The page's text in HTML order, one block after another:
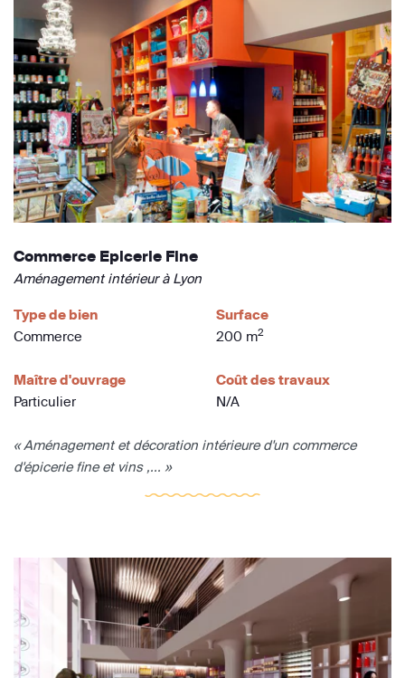
Commerce Epicerie Fine
Aménagement intérieur à Lyon
Type de bien
Commerce
Surface
200 m2
Maître d'ouvrage
Particulier
Coût des travaux
N/A
« Aménagement et décoration intérieure d'un commerce
d'épicerie fine et vins ,... »